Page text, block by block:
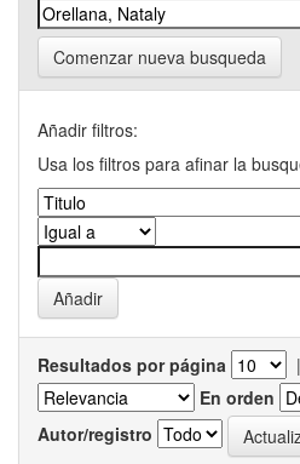
Comenzar nueva busqueda
Añadir filtros:
Usa los filtros para afinar la
Resultados por página |
En orden
Autor/registro